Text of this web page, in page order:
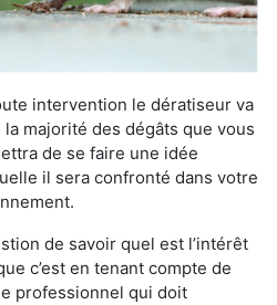
intervention le dératiseur va
majorité des dégâts que vous
de se faire une idée
il sera confronté dans votre
de savoir quel est l’intérêt
c’est en tenant compte de
professionnel qui doit